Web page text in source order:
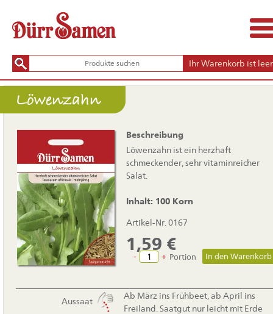
Ihr Warenkorb ist
Löwenzahn
Beschreibung
Löwenzahn ist ein herzhaft
schmeckender, sehr vitaminreicher
Salat.
Inhalt: 100 Korn
Artikel-Nr. 0167
1,59 €
- + Portion
Aussaat
Ab März ins Frühbeet, ab April ins
Freiland. Saatgut nur leicht mit Erde